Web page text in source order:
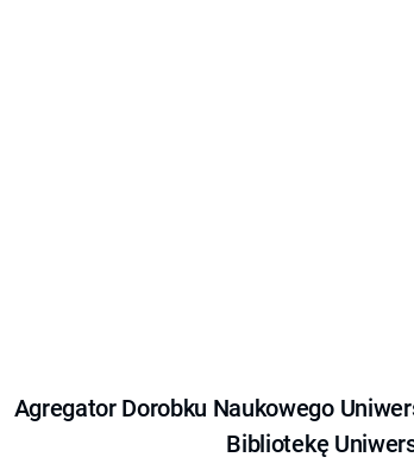
Agregator Dorobku Naukowego
Bibliotekę